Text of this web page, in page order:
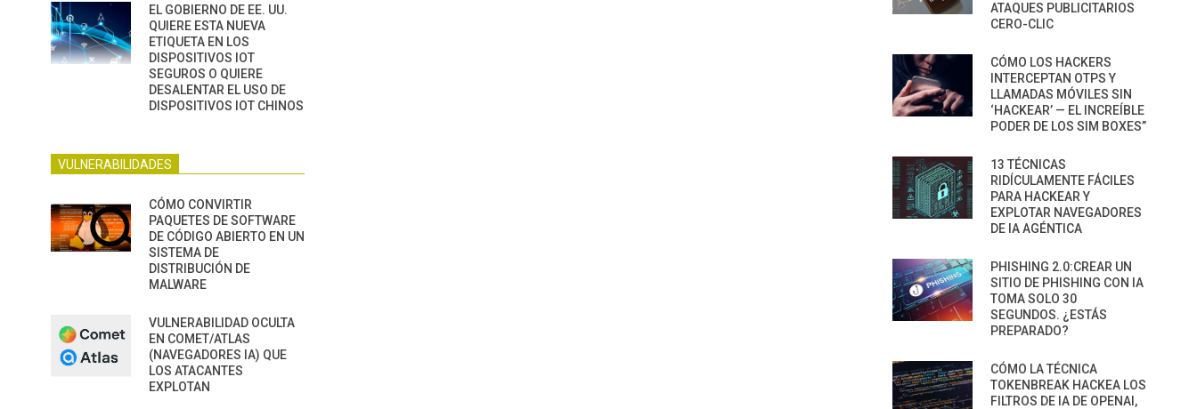
EL GOBIERNO DE EE. UU.
QUIERE ESTA NUEVA
ETIQUETA EN LOS
DISPOSITIVOS IOT
SEGUROS O QUIERE
DESALENTAR EL USO DE
DISPOSITIVOS IOT CHINOS
VULNERABILIDADES
CÓMO CONVIRTIR
PAQUETES DE SOFTWARE
DE CÓDIGO ABIERTO EN UN
SISTEMA DE
DISTRIBUCIÓN DE
MALWARE
VULNERABILIDAD OCULTA
EN COMET/ATLAS
(NAVEGADORES IA) QUE
LOS ATACANTES
EXPLOTAN
ATAQUES PUBLICITARIOS
CERO-CLIC
CÓMO LOS HACKERS
INTERCEPTAN OTPS Y
LLAMADAS MÓVILES SIN
‘HACKEAR’ — EL INCREÍBLE
PODER DE LOS SIM BOXES”
13 TÉCNICAS
RIDÍCULAMENTE FÁCILES
PARA HACKEAR Y
EXPLOTAR NAVEGADORES
DE IA AGÉNTICA
PHISHING 2.0:CREAR UN
SITIO DE PHISHING CON IA
TOMA SOLO 30
SEGUNDOS. ¿ESTÁS
PREPARADO?
CÓMO LA TÉCNICA
TOKENBREAK HACKEA LOS
FILTROS DE IA DE OPENAI,